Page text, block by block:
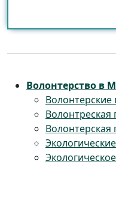
Волонтерство в